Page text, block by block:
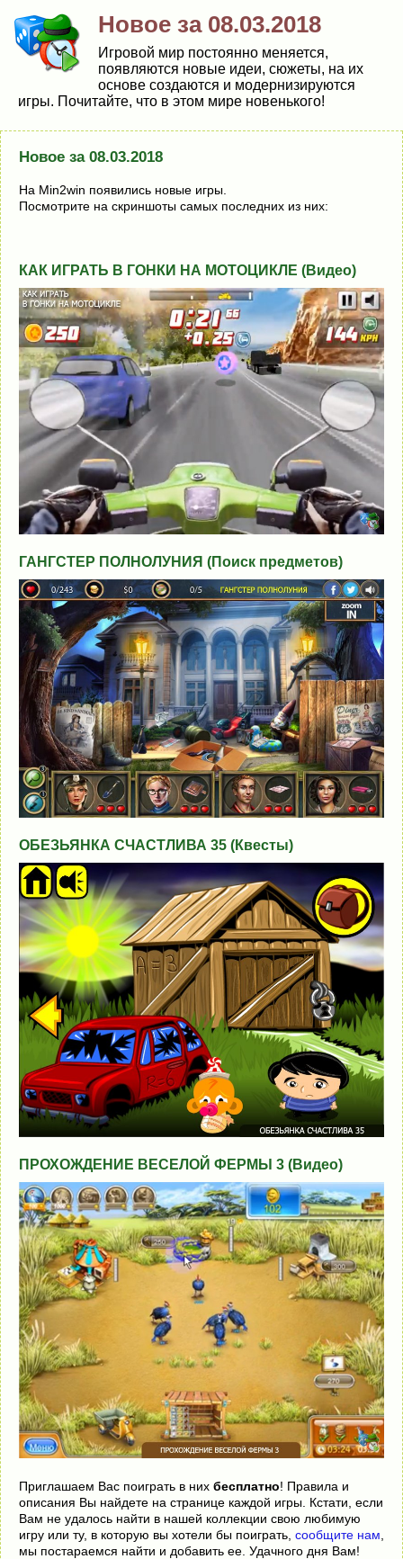
Новое за 08.03.2018
Игровой мир постоянно меняется,
появляются новые идеи, сюжеты, на их
основе создаются и модернизируются
игры. Почитайте, что в этом мире новенького!
Новое за 08.03.2018
На Min2win появились новые игры.
Посмотрите на скриншоты самых последних из них:
КАК ИГРАТЬ В ГОНКИ НА МОТОЦИКЛЕ (Видео)
ГАНГСТЕР ПОЛНОЛУНИЯ (Поиск предметов)
ОБЕЗЬЯНКА СЧАСТЛИВА 35 (Квесты)
ПРОХОЖДЕНИЕ ВЕСЕЛОЙ ФЕРМЫ 3 (Видео)
Приглашаем Вас поиграть в них бесплатно! Правила и
описания Вы найдете на странице каждой игры. Кстати, если
Вам не удалось найти в нашей коллекции свою любимую
игру или ту, в которую вы хотели бы поиграть, сообщите нам
мы постараемся найти и добавить ее. Удачного дня Вам!